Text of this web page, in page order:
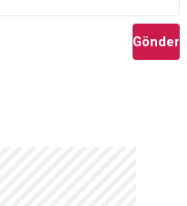
Gönder